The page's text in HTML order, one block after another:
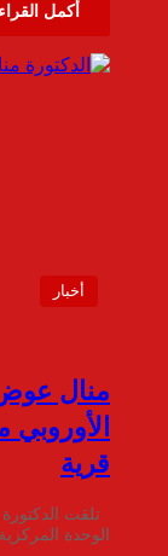
أكمل
أخبار
منال عوض
قرية
تلقت
الوحدة